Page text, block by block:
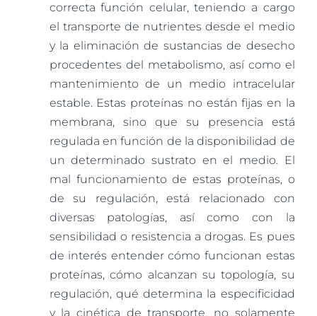
Contacto
correcta función celular, teniendo a cargo
el transporte de nutrientes desde el medio
y la eliminación de sustancias de desecho
procedentes del metabolismo, así como el
mantenimiento de un medio intracelular
estable. Estas proteínas no están fijas en la
membrana, sino que su presencia está
regulada en función de la disponibilidad de
un determinado sustrato en el medio. El
mal funcionamiento de estas proteínas, o
de su regulación, está relacionado con
diversas patologías, así como con la
sensibilidad o resistencia a drogas. Es pues
de interés entender cómo funcionan estas
proteínas, cómo alcanzan su topología, su
regulación, qué determina la especificidad
y la cinética de transporte, no solamente